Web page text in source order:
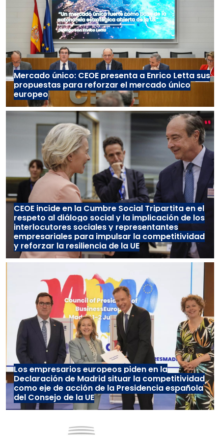
Mercado único: CEOE presenta a Enrico Letta sus
propuestas para reforzar el mercado único
europeo
CEOE incide en la Cumbre Social Tripartita en el
respeto al diálogo social y la implicación de los
interlocutores sociales y representantes
empresariales para impulsar la competitividad
y reforzar la resiliencia de la UE
Los empresarios europeos piden en la
Declaración de Madrid situar la competitividad
como eje de acción de la Presidencia española
del Consejo de la UE